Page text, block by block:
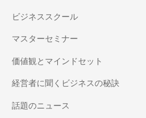
ビジネススクール
マスターセミナー
価値観とマインドセット
経営者に聞くビジネスの秘訣
話題のニュース